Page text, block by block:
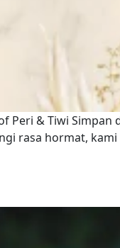
Peri & Tiwi Simpan
rasa hormat, kami